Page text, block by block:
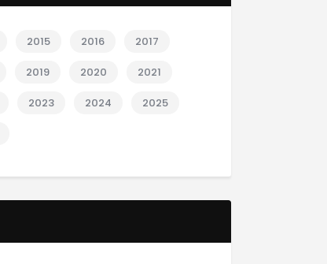
2015 2016 2017
2019 2020 2021
2023 2024 2025